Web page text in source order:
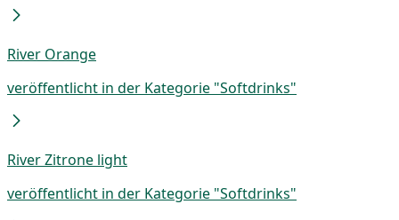
River Orange
veröffentlicht in der Kategorie "Softdrinks"
River Zitrone light
veröffentlicht in der Kategorie "Softdrinks"